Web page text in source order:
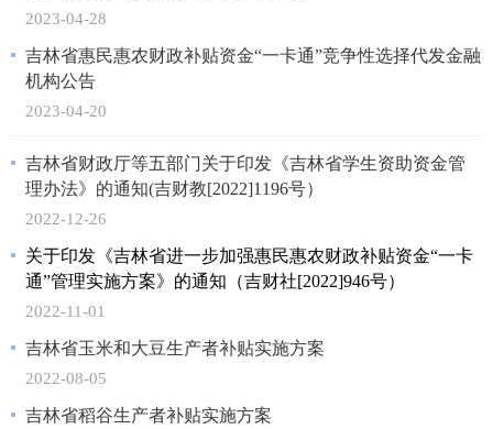
2023-04-28
吉林省惠民惠农财政补贴资金“一卡通”竞争性选择代发金融
机构公告
2023-04-20
吉林省财政厅等五部门关于印发《吉林省学生资助资金管
理办法》的通知(吉财教[2022]1196号）
2022-12-26
关于印发《吉林省进一步加强惠民惠农财政补贴资金“一卡
通”管理实施方案》的通知（吉财社[2022]946号）
2022-11-01
吉林省玉米和大豆生产者补贴实施方案
2022-08-05
吉林省稻谷生产者补贴实施方案